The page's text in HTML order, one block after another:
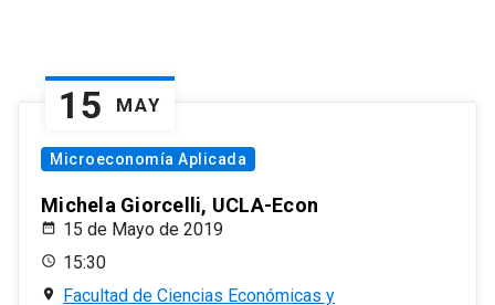
15 MAY
Microeconomía Aplicada
Michela Giorcelli, UCLA-Econ
15 de Mayo de 2019
15:30
Facultad de Ciencias Económicas y